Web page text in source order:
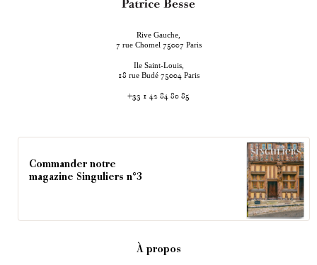
Rive Gauche,
7 rue Chomel 75007 Paris
Ile Saint-Louis,
18 rue Budé 75004 Paris
+33 1 42 84 80 85
Commander notre
magazine Singuliers n°3
À propos